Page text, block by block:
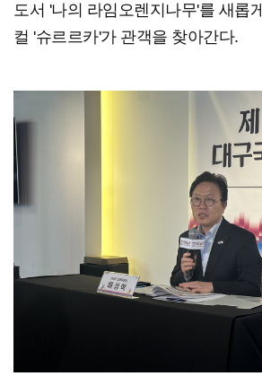
도서 '나의 라임오렌지나무'를 새롭
컬 '슈르르카'가 관객을 찾아간다.